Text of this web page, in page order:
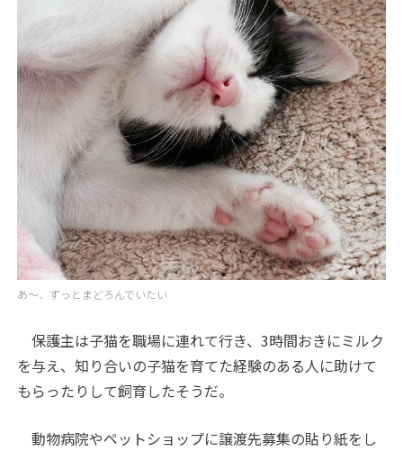
あ～、ずっとまどろんでいたい
保護主は子猫を職場に連れて行き、3時間おきにミルク
を与え、知り合いの子猫を育てた経験のある人に助けて
もらったりして飼育したそうだ。
動物病院やペットショップに譲渡先募集の貼り紙をし